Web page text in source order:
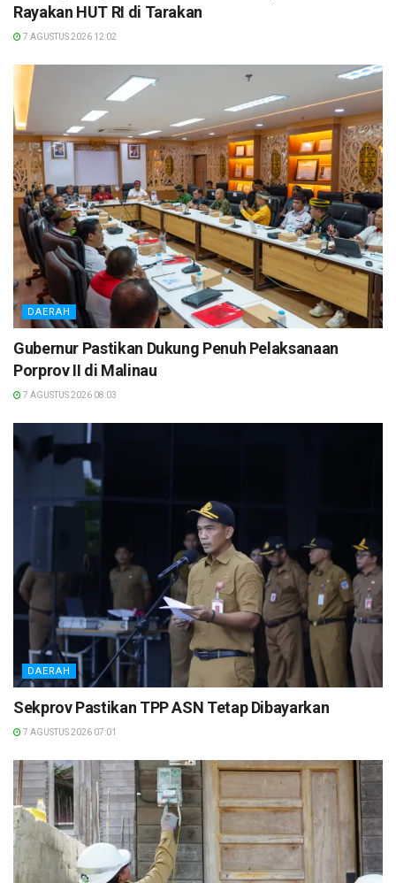
Rayakan HUT RI di Tarakan
7 AGUSTUS 2026 12:02
DAERAH
Gubernur Pastikan Dukung Penuh Pelaksanaan
Porprov II di Malinau
7 AGUSTUS 2026 08:03
DAERAH
Sekprov Pastikan TPP ASN Tetap Dibayarkan
7 AGUSTUS 2026 07:01